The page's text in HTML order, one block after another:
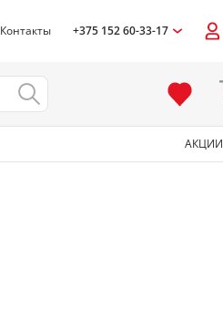
Контакты +375 152 60-33-17
АКЦИИ